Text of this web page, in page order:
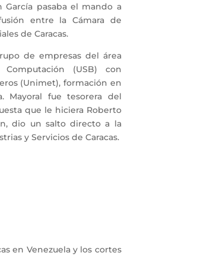
pasaba el mando a
entre la Cámara de
de Caracas.
de empresas del área
(USB) con
(Unimet), formación en
Mayoral fue tesorera del
que le hiciera Roberto
dio un salto directo a la
y Servicios de Caracas.
en Venezuela y los cortes